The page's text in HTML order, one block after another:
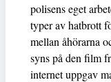
polisens eget
typer av hatbrott
mellan åhörarna
syns på den film
internet uppgav